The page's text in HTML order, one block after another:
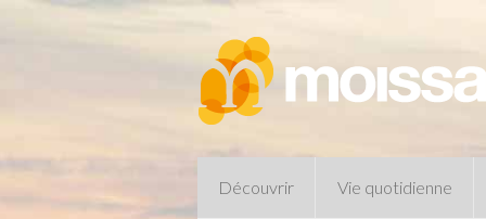
Découvrir Vie quotidienne